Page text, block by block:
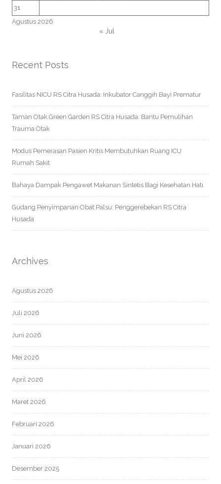
Agustus 2026
31
« Jul
Recent Posts
Fasilitas NICU RS Citra Husada: Inkubator Canggih Bayi Prematur
Taman Otak Green Garden RS Citra Husada: Bantu Pemulihan
Trauma Otak
Modus Pemerasan Pasien Kritis Membutuhkan Ruang ICU
Rumah Sakit
Bahaya Dampak Pengawet Makanan Sintetis Bagi Kesehatan Hati
Gudang Penyimpanan Obat Palsu: Penggerebekan RS Citra
Husada
Archives
Agustus 2026
Juli 2026
Juni 2026
Mei 2026
April 2026
Maret 2026
Februari 2026
Januari 2026
Desember 2025